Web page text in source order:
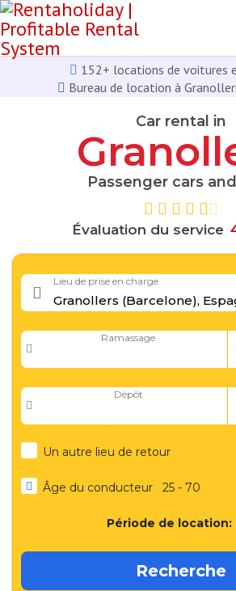
152+ locations de voitures
Bureau de location à
Car rental in
Passenger cars
Évaluation du service 4
Lieu de prise en charge
Ramassage
Dépôt
Un autre lieu de retour
Âge du conducteur 25 - 70
Période de location:
Recherche